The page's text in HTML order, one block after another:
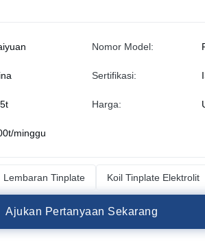
Nomor Model:
Sertifikasi:
5t Harga:
minggu
Lembaran Tinplate Koil Tinplate Elektrolit
Aju kan Pertanyaan Sekarang